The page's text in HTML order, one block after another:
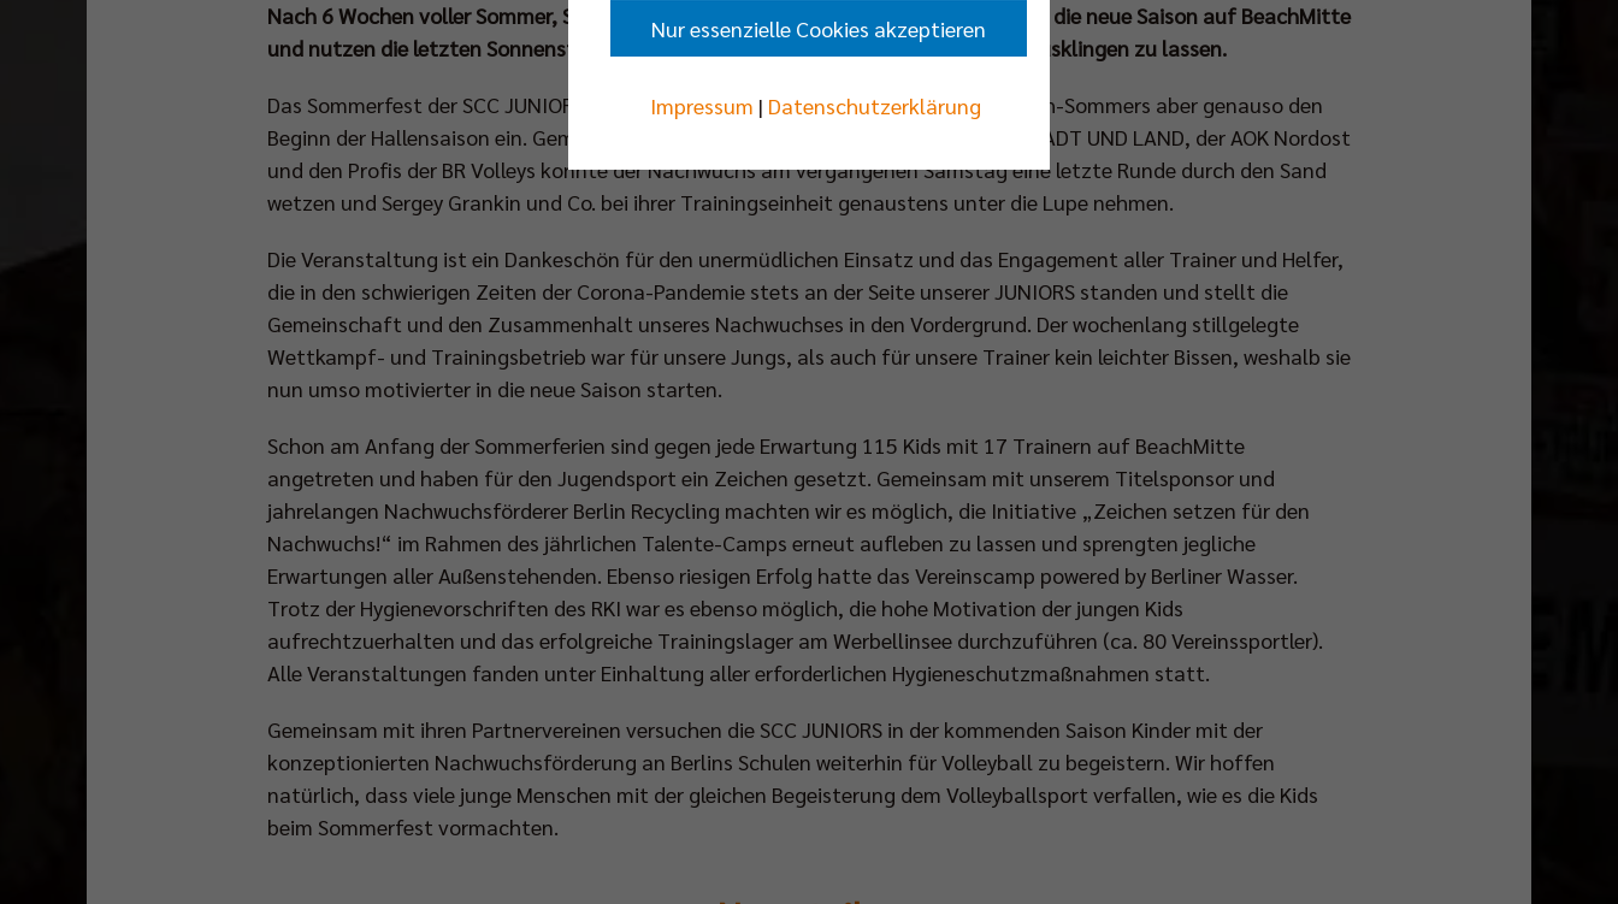
Nach 6 Wochen voller Sommer, Sonne und Erholung begrüßen unsere jungen Wilden die neue Saison auf BeachMitte
und nutzen die letzten Sonnenstrahlen und Sandkörner aus, um die Beachsaison ausklingen zu lassen.
Das Sommerfest der SCC JUNIORS auf BeachMitte läutet zum einen das Ende Beach-Sommers aber genauso den
Beginn der Hallensaison ein. Gemeinsam mit dem offiziellen Nachwuchsförderer STADT UND LAND, der AOK Nordost
und den Profis der BR Volleys konnte der Nachwuchs am vergangenen Samstag eine letzte Runde durch den Sand
wetzen und Sergey Grankin und Co. bei ihrer Trainingseinheit genaustens unter die Lupe nehmen.
Die Veranstaltung ist ein Dankeschön für den unermüdlichen Einsatz und das Engagement aller Trainer und Helfer,
die in den schwierigen Zeiten der Corona-Pandemie stets an der Seite unserer JUNIORS standen und stellt die
Gemeinschaft und den Zusammenhalt unseres Nachwuchses in den Vordergrund. Der wochenlang stillgelegte
Wettkampf- und Trainingsbetrieb war für unsere Jungs, als auch für unsere Trainer kein leichter Bissen, weshalb sie
nun umso motivierter in die neue Saison starten.
Schon am Anfang der Sommerferien sind gegen jede Erwartung 115 Kids mit 17 Trainern auf BeachMitte
angetreten und haben für den Jugendsport ein Zeichen gesetzt. Gemeinsam mit unserem Titelsponsor und
jahrelangen Nachwuchsförderer Berlin Recycling machten wir es möglich, die Initiative „Zeichen setzen für den
Nachwuchs!“ im Rahmen des jährlichen Talente-Camps erneut aufleben zu lassen und sprengten jegliche
Erwartungen aller Außenstehenden. Ebenso riesigen Erfolg hatte das Vereinscamp powered by Berliner Wasser.
Trotz der Hygienevorschriften des RKI war es ebenso möglich, die hohe Motivation der jungen Kids
aufrechtzuerhalten und das erfolgreiche Trainingslager am Werbellinsee durchzuführen (ca. 80 Vereinssportler).
Alle Veranstaltungen fanden unter Einhaltung aller erforderlichen Hygieneschutzmaßnahmen statt.
Gemeinsam mit ihren Partnervereinen versuchen die SCC JUNIORS in der kommenden Saison Kinder mit der
konzeptionierten Nachwuchsförderung an Berlins Schulen weiterhin für Volleyball zu begeistern. Wir hoffen
natürlich, dass viele junge Menschen mit der gleichen Begeisterung dem Volleyballsport verfallen, wie es die Kids
beim Sommerfest vormachten.
Nur essenzielle Cookies akzeptieren
Impressum | Datenschutzerklärung